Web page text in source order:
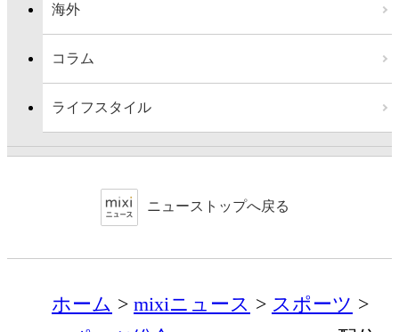
海外
コラム
ライフスタイル
ニューストップへ戻る
ホーム mixiニュース
スポーツ